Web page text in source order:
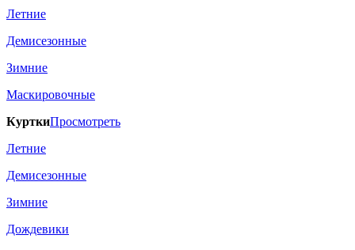
Летние
Демисезонные
Зимние
Маскировочные
КурткиПросмотреть
Летние
Демисезонные
Зимние
Дождевики